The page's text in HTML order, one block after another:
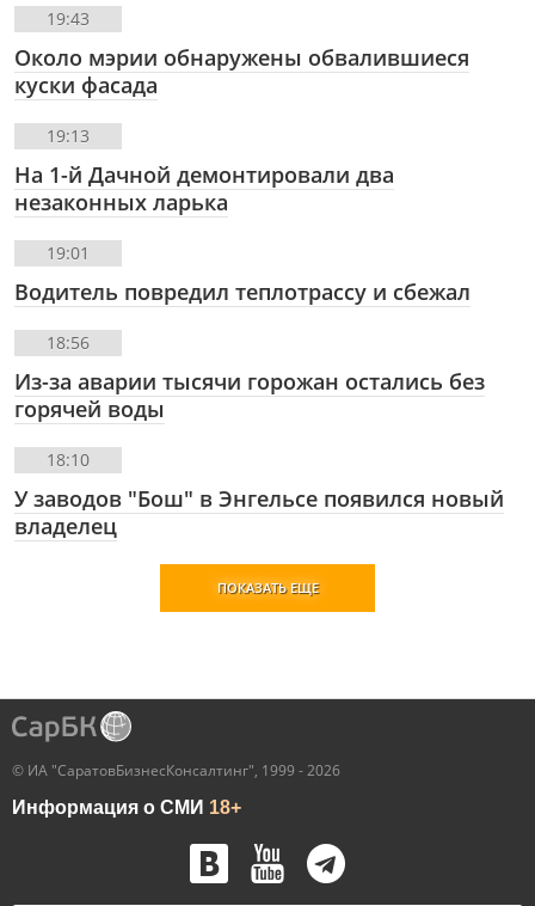
19:43
Около мэрии обнаружены обвалившиеся
куски фасада
19:13
На 1-й Дачной демонтировали два
незаконных ларька
19:01
Водитель повредил теплотрассу и сбежал
18:56
Из-за аварии тысячи горожан остались без
горячей воды
18:10
У заводов "Бош" в Энгельсе появился новый
владелец
ПОКАЗАТЬ ЕЩЕ
© ИА "СаратовБизнесКонсалтинг", 1999 - 2026
Информация о СМИ 18+